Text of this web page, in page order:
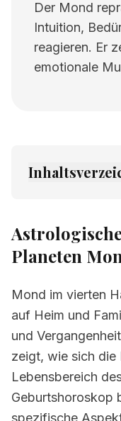
Der Mond
Intuition,
reagieren. Er
emotionale
2. Verwandte
Planeten
Mond im vierten
auf Heim und
und
zeigt, wie sich die
Lebensbereich
Geburtshoroskop
spezifische